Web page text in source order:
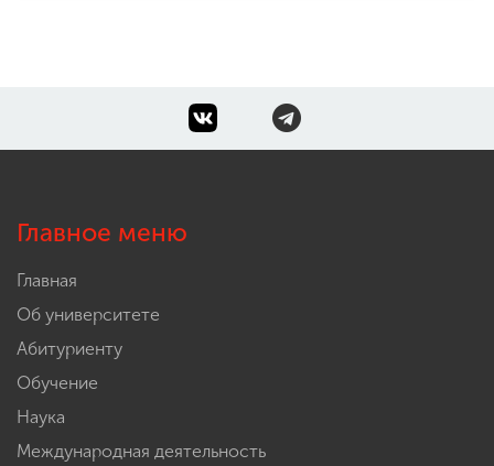
Главное меню
Главная
Об университете
Абитуриенту
Обучение
Наука
Международная деятельность